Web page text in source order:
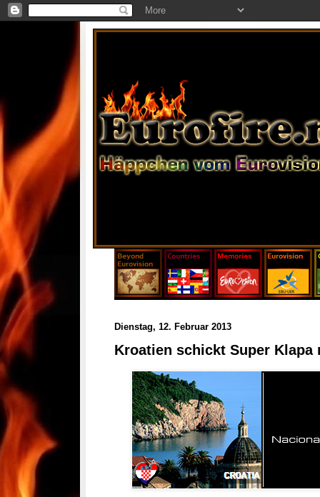
Dienstag, 12. Februar 2013
Kroatien schickt Super Klapa